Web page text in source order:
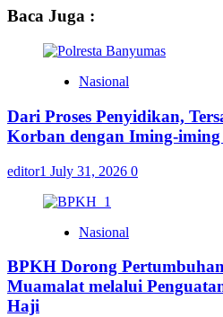
Baca Juga :
Nasional
Dari Proses Penyidikan,
Korban dengan Iming-iming
editor1 July 31, 2026 0
Nasional
BPKH Dorong
Muamalat melalui
Haji